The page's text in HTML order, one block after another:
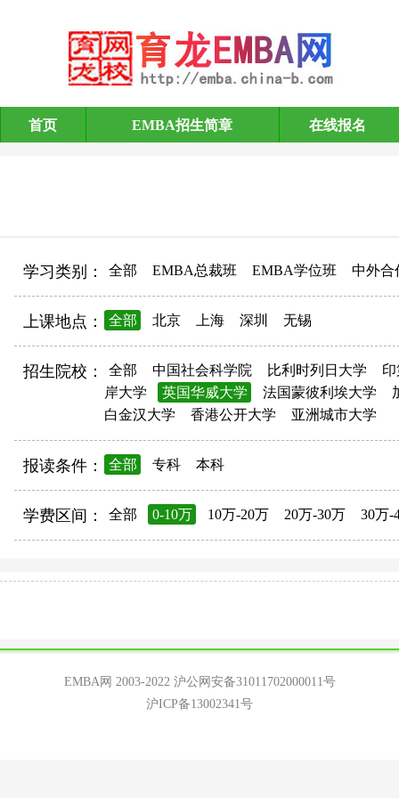
EMBA招生简章
首页 EMBA招生简章 在线报名
学习类别： 全部 EMBA总裁班 EMBA学位班 中外合
上课地点： 全部 北京 上海 深圳 无锡
招生院校： 全部 中国社会科学院 比利时列日大学
岸大学
英国华威大学 法国蒙彼利埃大学
白金汉大学
香港公开大学 亚洲城市大学
报读条件： 全部 专科 本科
学费区间： 全部 0-10万 10万-20万 20万-30万 30万-
EMBA网 2003-2022 沪公网安备31011702000011号
沪ICP备13002341号